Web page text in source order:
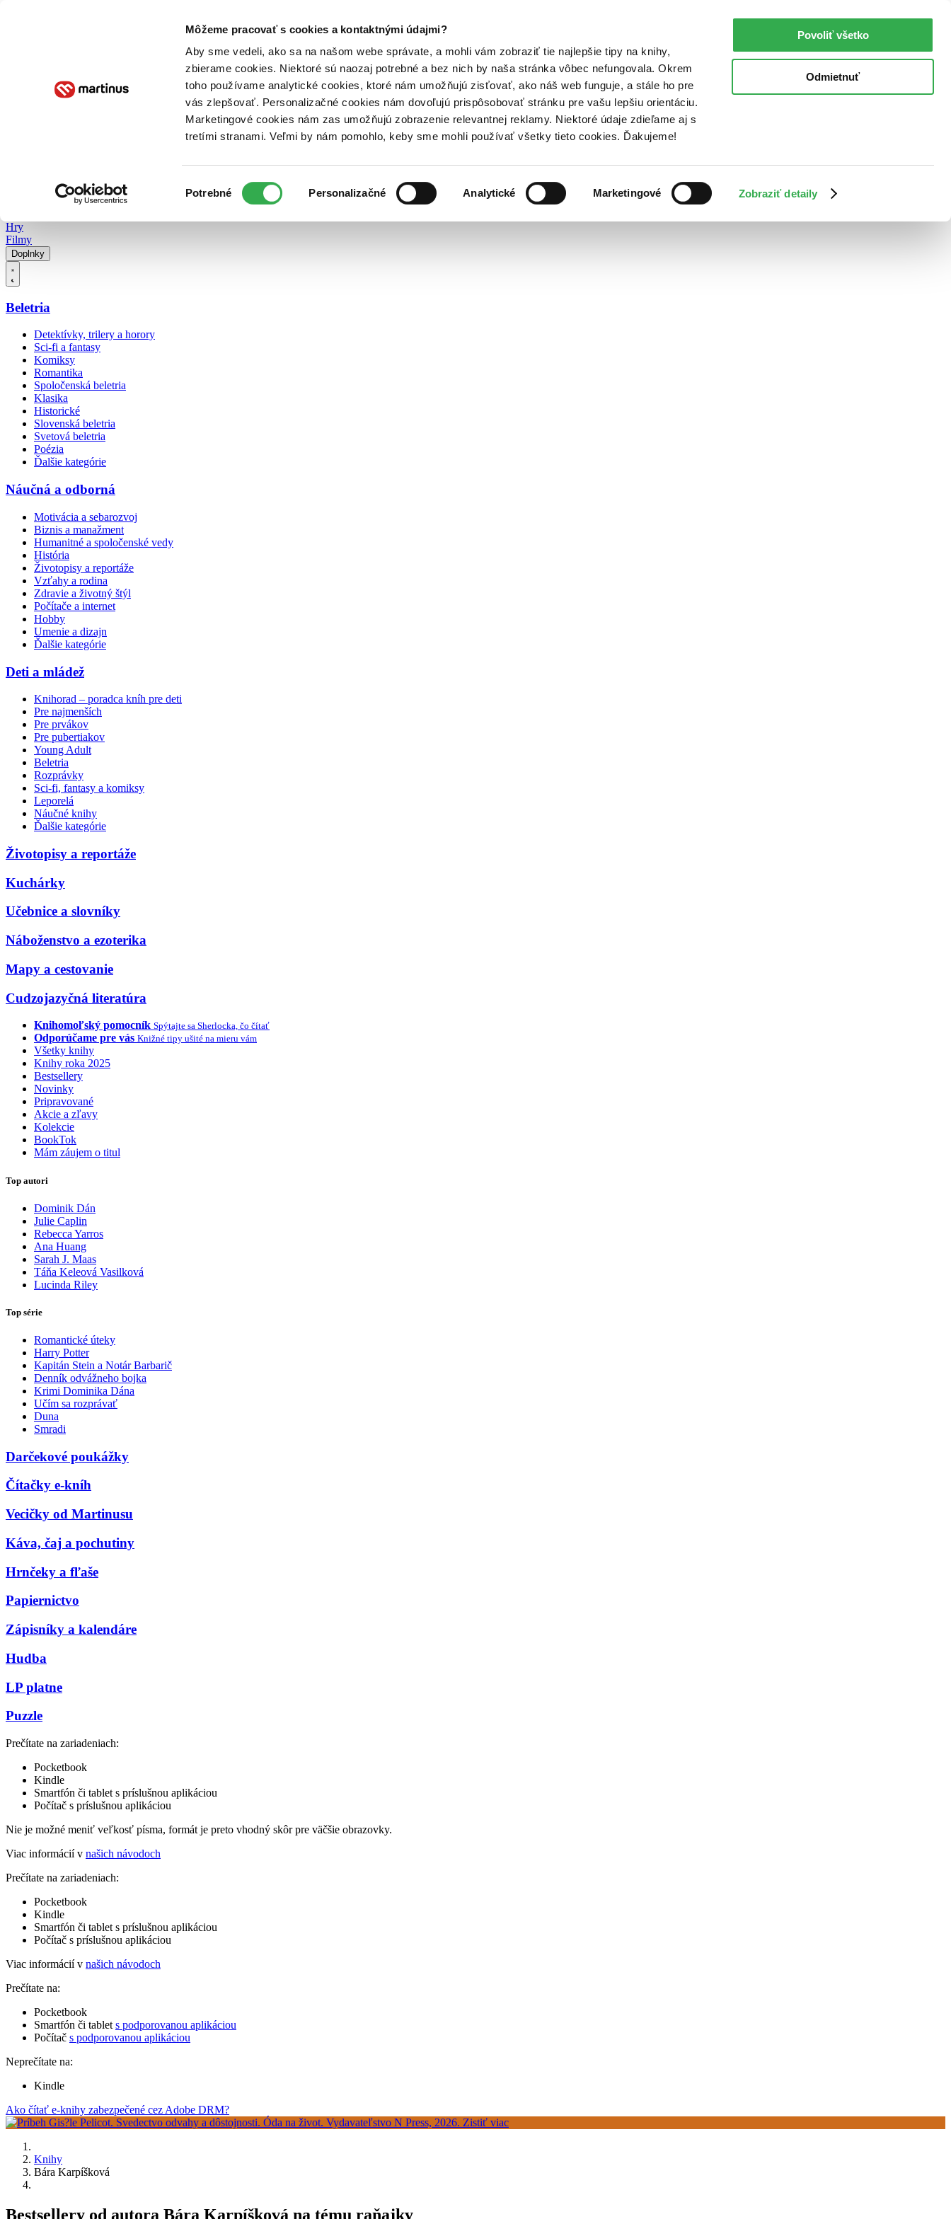
Môžeme pracovať s cookies a kontaktnými údajmi?
Aby sme vedeli, ako sa na našom webe správate, a mohli vám zobraziť tie najlepšie tipy na knihy,
zbierame cookies. Niektoré sú naozaj potrebné a bez nich by naša stránka vôbec nefungovala. Okrem
toho používame analytické cookies, ktoré nám umožňujú zisťovať, ako náš web funguje, a stále ho pre
vás zlepšovať. Personalizačné cookies nám dovoľujú prispôsobovať stránku pre vašu lepšiu orientáciu.
Marketingové cookies nám zas umožňujú zobrazenie relevantnej reklamy. Niektoré údaje zdieľame aj s
tretími stranami. Veľmi by nám pomohlo, keby sme mohli používať všetky tieto cookies. Ďakujeme!
súhlasu
Potrebné Personalizačné Analytické Marketingové Zobraziť detaily
Povoliť všetko
Odmietnuť
Poukážky Kontakt
Hry
Filmy
Doplnky
Beletria
Detektívky, trilery a horory
Sci-fi a fantasy
Komiksy
Romantika
Spoločenská beletria
Klasika
Historické
Slovenská beletria
Svetová beletria
Poézia
Ďalšie kategórie
Náučná a odborná
Motivácia a sebarozvoj
Biznis a manažment
Humanitné a spoločenské vedy
História
Životopisy a reportáže
Vzťahy a rodina
Zdravie a životný štýl
Počítače a internet
Hobby
Umenie a dizajn
Ďalšie kategórie
Deti a mládež
Knihorad – poradca kníh pre deti
Pre najmenších
Pre prvákov
Pre pubertiakov
Young Adult
Beletria
Rozprávky
Sci-fi, fantasy a komiksy
Leporelá
Náučné knihy
Ďalšie kategórie
Životopisy a reportáže
Kuchárky
Učebnice a slovníky
Náboženstvo a ezoterika
Mapy a cestovanie
Cudzojazyčná literatúra
Knihomoľský pomocník Spýtajte sa Sherlocka, čo čítať
Odporúčame pre vás Knižné tipy ušité na mieru vám
Všetky knihy
Knihy roka 2025
Bestsellery
Novinky
Pripravované
Akcie a zľavy
Kolekcie
BookTok
Mám záujem o titul
Top autori
Dominik Dán
Julie Caplin
Rebecca Yarros
Ana Huang
Sarah J. Maas
Táňa Keleová Vasilková
Lucinda Riley
Top série
Romantické úteky
Harry Potter
Kapitán Stein a Notár Barbarič
Denník odvážneho bojka
Krimi Dominika Dána
Učím sa rozprávať
Duna
Smradi
Darčekové poukážky
Čítačky e-kníh
Vecičky od Martinusu
Káva, čaj a pochutiny
Hrnčeky a fľaše
Papiernictvo
Zápisníky a kalendáre
Hudba
LP platne
Puzzle
Prečítate na zariadeniach:
Pocketbook
Kindle
Smartfón či tablet s príslušnou aplikáciou
Počítač s príslušnou aplikáciou
Nie je možné meniť veľkosť písma, formát je preto vhodný skôr pre väčšie obrazovky.
Viac informácií v našich návodoch
Prečítate na zariadeniach:
Pocketbook
Kindle
Smartfón či tablet s príslušnou aplikáciou
Počítač s príslušnou aplikáciou
Viac informácií v našich návodoch
Prečítate na:
Pocketbook
Smartfón či tablet s podporovanou aplikáciou
Počítač s podporovanou aplikáciou
Neprečítate na:
Kindle
Ako čítať e-knihy zabezpečené cez Adobe DRM?
Knihy
Bára Karpíšková
Bestsellery od autora Bára Karpíšková na tému raňajky